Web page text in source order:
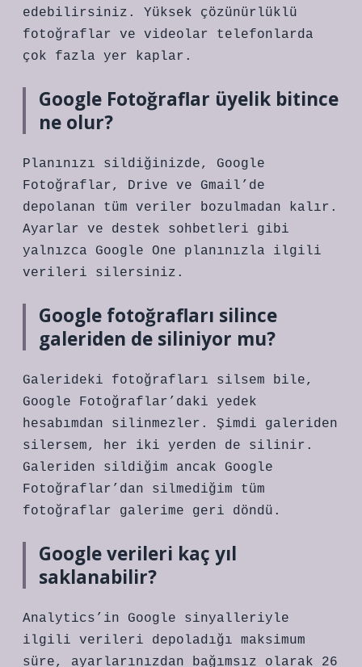
edebilirsiniz. Yüksek çözünürlüklü
fotoğraflar ve videolar telefonlarda
çok fazla yer kaplar.
Google Fotoğraflar üyelik bitince
ne olur?
Planınızı sildiğinizde, Google
Fotoğraflar, Drive ve Gmail’de
depolanan tüm veriler bozulmadan kalır.
Ayarlar ve destek sohbetleri gibi
yalnızca Google One planınızla ilgili
verileri silersiniz.
Google fotoğrafları silince
galeriden de siliniyor mu?
Galerideki fotoğrafları silsem bile,
Google Fotoğraflar’daki yedek
hesabımdan silinmezler. Şimdi galeriden
silersem, her iki yerden de silinir.
Galeriden sildiğim ancak Google
Fotoğraflar’dan silmediğim tüm
fotoğraflar galerime geri döndü.
Google verileri kaç yıl
saklanabilir?
Analytics’in Google sinyalleriyle
ilgili verileri depoladığı maksimum
süre, ayarlarınızdan bağımsız olarak 26